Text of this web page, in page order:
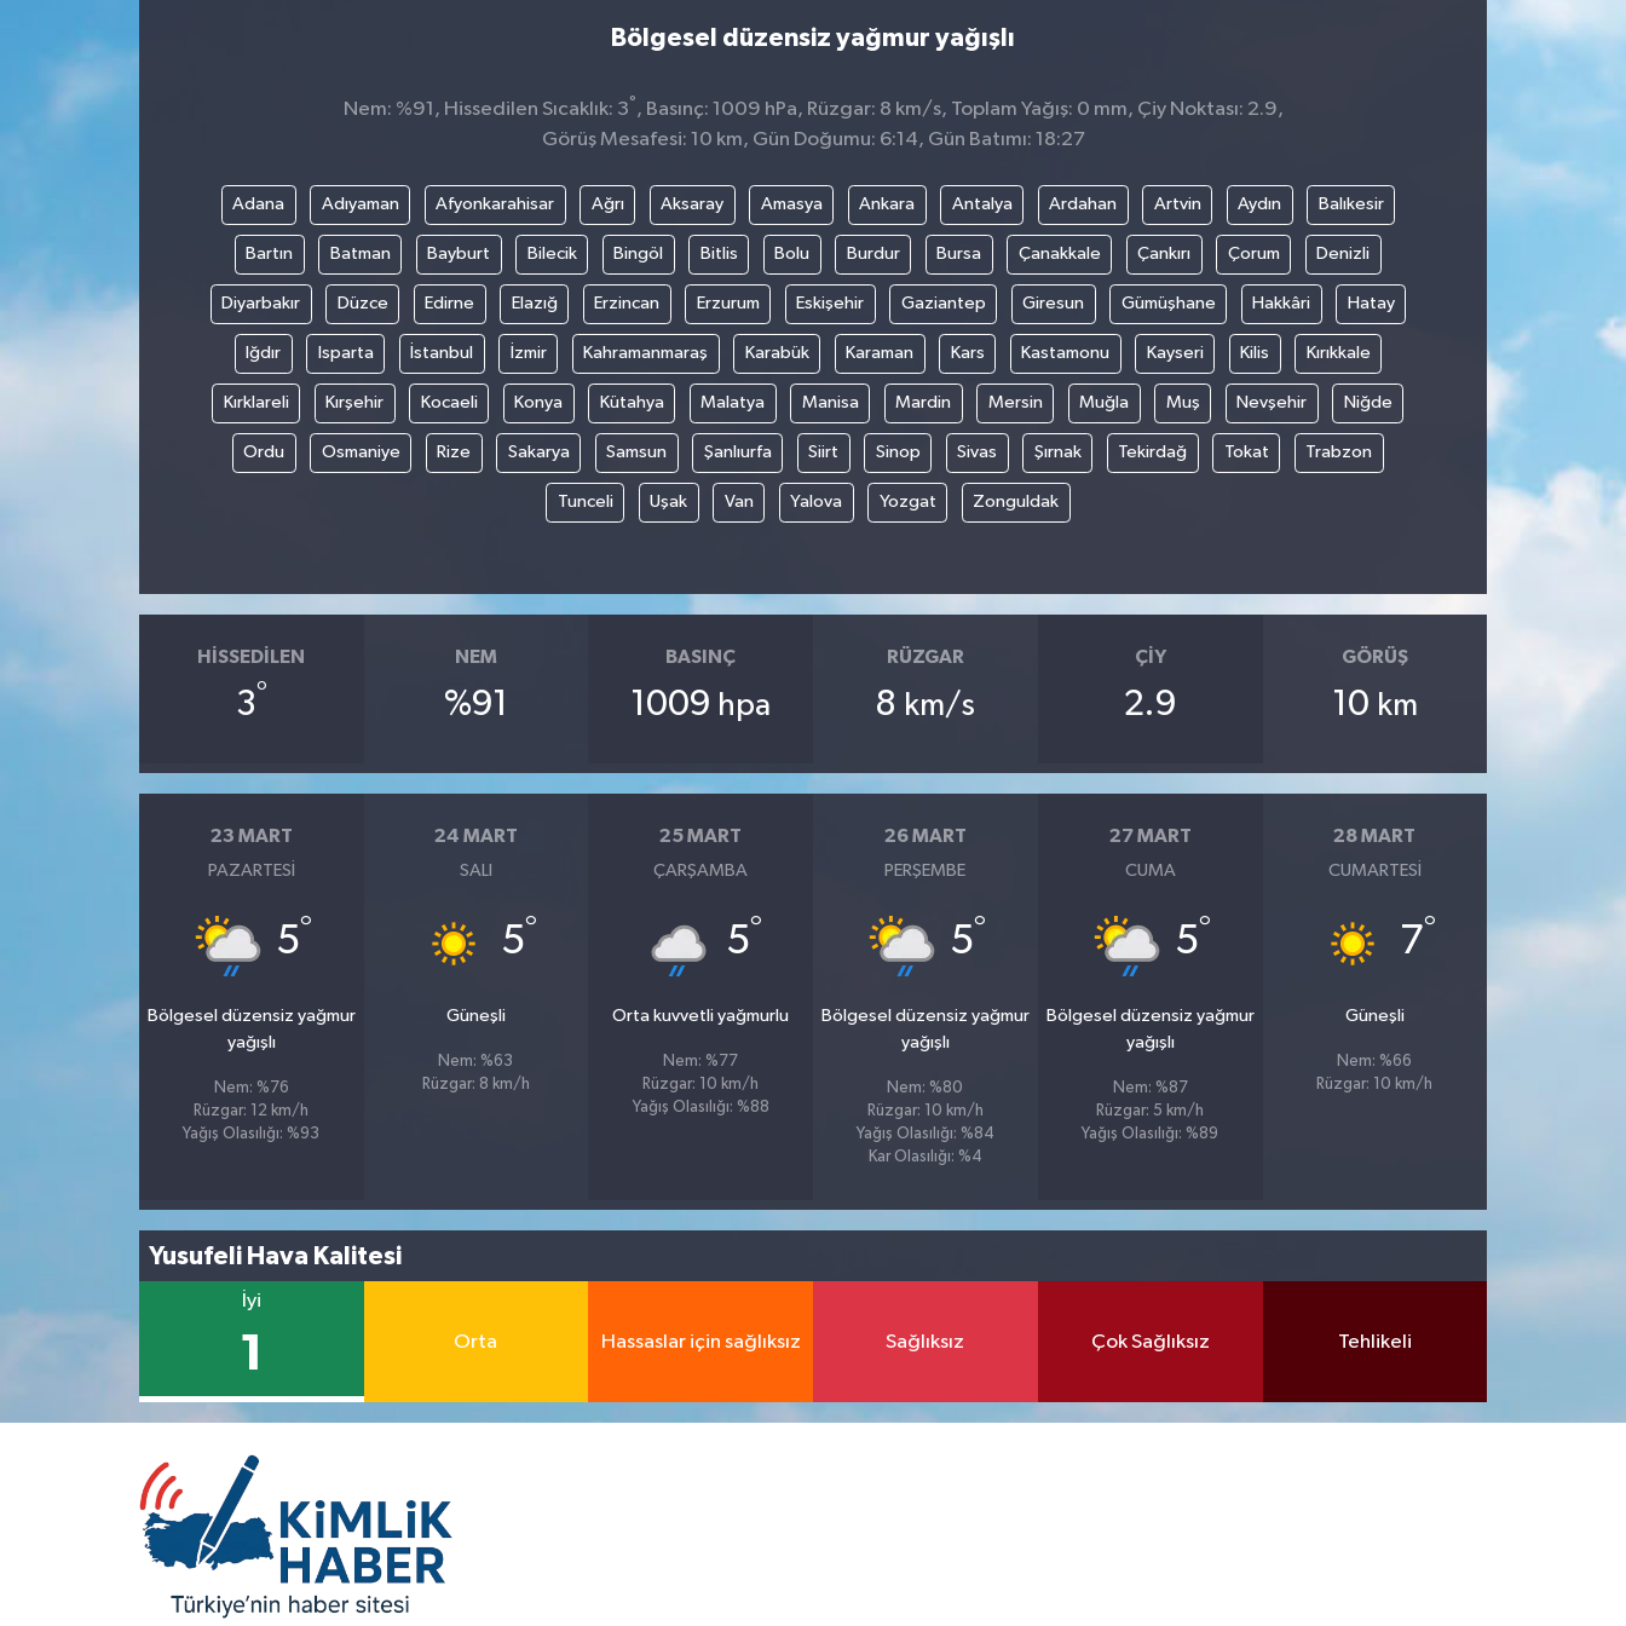
Bölgesel düzensiz yağmur yağışlı
Nem: %91, Hissedilen Sıcaklık: 3° , Basınç: 1009 hPa, Rüzgar: 8 km/s, Toplam Yağış: 0 mm, Çiy Noktası: 2.9,
Görüş Mesafesi: 10 km, Gün Doğumu: 6:14, Gün Batımı: 18:27
Adana Adıyaman Afyonkarahisar Ağrı Aksaray Amasya Ankara Antalya Ardahan Artvin Aydın Balıkesir
Bartın Batman Bayburt Bilecik Bingöl Bitlis Bolu Burdur Bursa Çanakkale Çankırı Çorum Denizli
Diyarbakır Düzce Edirne Elazığ Erzincan Erzurum Eskişehir Gaziantep Giresun Gümüşhane Hakkâri Hatay
Iğdır Isparta İstanbul İzmir Kahramanmaraş Karabük Karaman Kars Kastamonu Kayseri Kilis Kırıkkale
Kırklareli Kırşehir Kocaeli Konya Kütahya Malatya Manisa Mardin Mersin Muğla Muş Nevşehir Niğde
Ordu Osmaniye Rize Sakarya Samsun Şanlıurfa Siirt Sinop Sivas Şırnak Tekirdağ Tokat Trabzon
Tunceli Uşak Van Yalova Yozgat Zonguldak
HISSEDILEN
3°
NEM
%91
BASINÇ
1009 hpa
RÜZGAR
8 km/s
ÇIY
2.9
GÖRÜŞ
10 km
23 MART
PAZARTESI
5°
Bölgesel düzensiz yağmur
yağışlı
Nem: %76
Rüzgar: 12 km/h
Yağış Olasılığı: %93
24 MART
SALI
5°
Güneşli
Nem: %63
Rüzgar: 8 km/h
25 MART
ÇARŞAMBA
5°
Orta kuvvetli yağmurlu
Nem: %77
Rüzgar: 10 km/h
Yağış Olasılığı: %88
26 MART
PERŞEMBE
5°
Bölgesel düzensiz yağmur
yağışlı
Nem: %80
Rüzgar: 10 km/h
Yağış Olasılığı: %84
Kar Olasılığı: %4
27 MART
CUMA
5°
Bölgesel düzensiz yağmur
yağışlı
Nem: %87
Rüzgar: 5 km/h
Yağış Olasılığı: %89
28 MART
CUMARTESI
7°
Güneşli
Nem: %66
Rüzgar: 10 km/h
Yusufeli Hava Kalitesi
İyi
1 Orta Hassaslar için sağlıksız Sağlıksız Çok Sağlıksız Tehlikeli
İnegöl
Özel Haber
Teknoloji